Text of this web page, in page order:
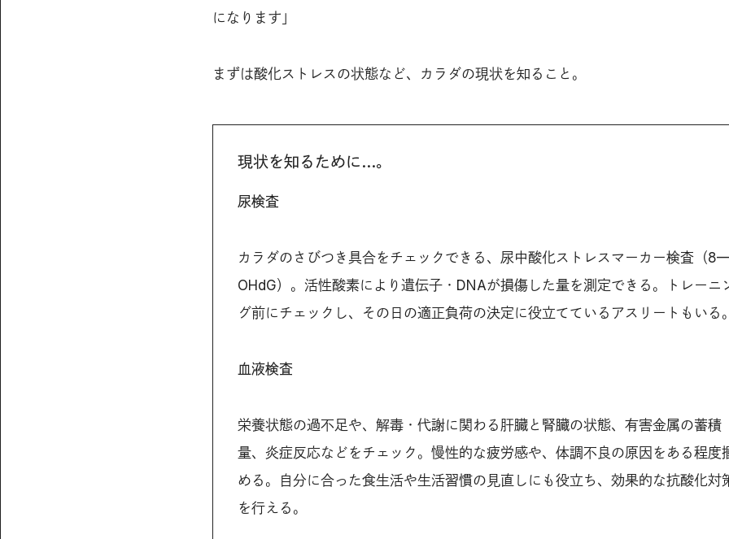
になります」
まずは酸化ストレスの状態など、カラダの現状を知ること。
現状を知るために…。
尿検査
カラダのさびつき具合をチェックできる、尿中酸化ストレスマーカー検査（
OHdG）。活性酸素により遺伝子・DNAが損傷した量を測定できる。トレーニ
グ前にチェックし、その日の適正負荷の決定に役立てているアスリートもいる
血液検査
栄養状態の過不足や、解毒・代謝に関わる肝臓と腎臓の状態、有害金属の蓄積
量、炎症反応などをチェック。慢性的な疲労感や、体調不良の原因をある程度
める。自分に合った食生活や生活習慣の見直しにも役立ち、効果的な抗酸化対
を行える。